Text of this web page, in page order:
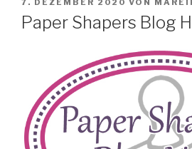
AM
7. DEZEMBER 2020 VON
Paper Shapers Blog